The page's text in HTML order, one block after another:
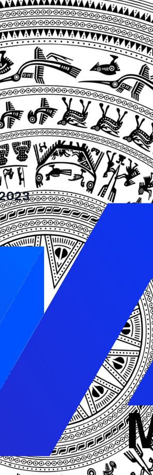
phép bạn tạo các biểu mẫu tìm
xác định loại nội dung nào nên
cũng mang lại những lợi ích
có thể chỉ cần sử dụng thanh tìm
rãi đến các trường và loại bài viết
thấy sản phẩm, dịch vụ hoặc
plugin miễn phí và trả phí. Các
các plugin này được cập nhật
có nhiều tính năng và tùy biến đẹp